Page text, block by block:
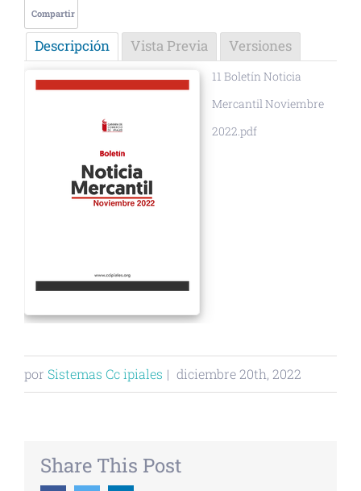
Compartir
Descripción Vista Previa Versiones
11 Boletín Noticia
Mercantil Noviembre
2022.pdf
por Sistemas Cc ipiales | diciembre 20th, 2022
Share This Post